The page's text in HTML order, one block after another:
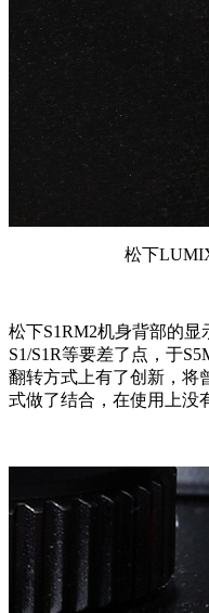
松下
松下S1RM2机身背部的显
S1/S1R等要差了点，于
翻转方式上有了创新，将
式做了结合，在使用上没